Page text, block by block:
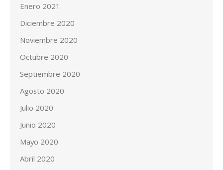
Enero 2021
Diciembre 2020
Noviembre 2020
Octubre 2020
Septiembre 2020
Agosto 2020
Julio 2020
Junio 2020
Mayo 2020
Abril 2020